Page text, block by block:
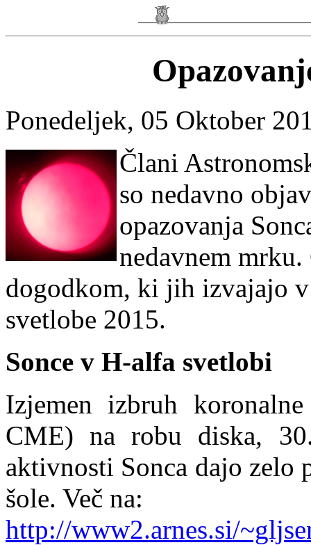
Ponedeljek, 05 Oktober
Člani
so nedavno
opazovanja
nedavnem
dogodkom, ki jih izvajajo
svetlobe 2015.
Sonce v H-alfa svetlobi
Izjemen izbruh
CME) na robu diska,
aktivnosti Sonca dajo zelo
šole. Več na:
http://www2.arnes.si/